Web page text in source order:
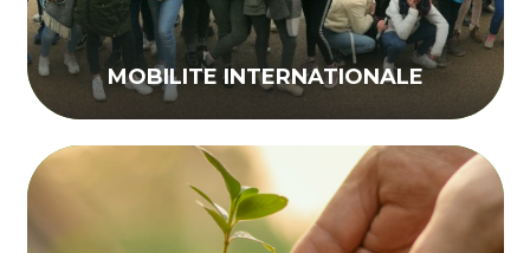
MOBILITE INTERNATIONALE